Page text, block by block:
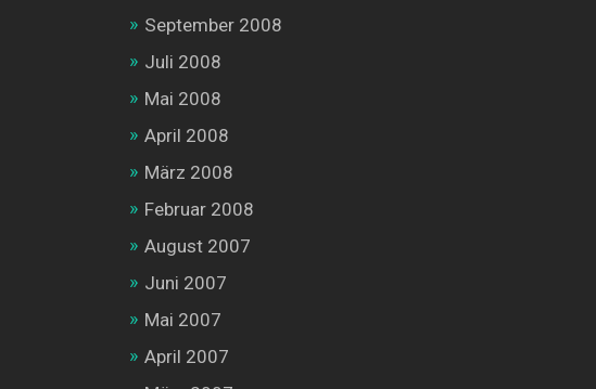
September 2008
Juli 2008
Mai 2008
April 2008
März 2008
Februar 2008
August 2007
Juni 2007
Mai 2007
April 2007